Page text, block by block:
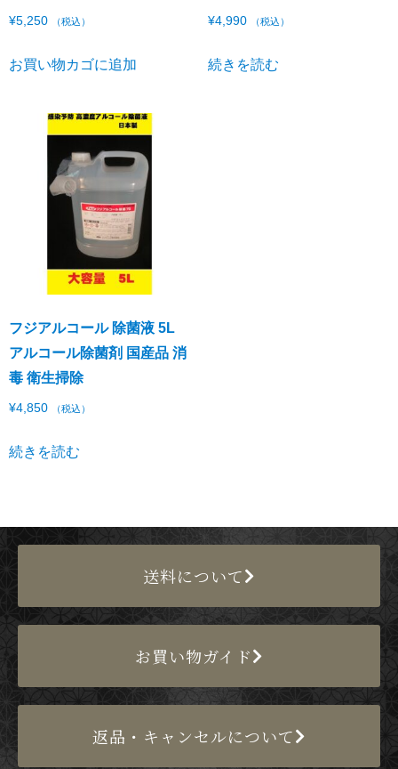
¥5,250 （税込）
お買い物カゴに追加
¥4,990 （税込）
続きを読む
フジアルコール 除菌液 5L
アルコール除菌剤 国産品 消
毒 衛生掃除
¥4,850 （税込）
続きを読む
送料について
お買い物ガイド
返品・キャンセルについて